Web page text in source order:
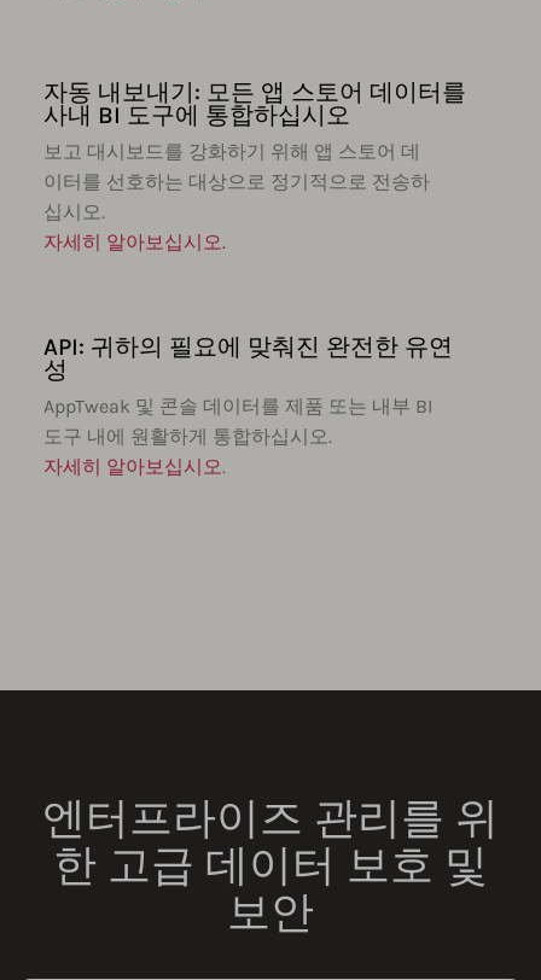
자동 내보내기: 모든 앱 스토어 데이터를
사내 BI 도구에 통합하십시오
보고 대시보드를 강화하기 위해 앱 스토어 데
이터를 선호하는 대상으로 정기적으로 전송하
십시오.
자세히 알아보십시오.
API: 귀하의 필요에 맞춰진 완전한 유연
성
AppTweak 및 콘솔 데이터를 제품 또는 내부 BI
도구 내에 원활하게 통합하십시오.
자세히 알아보십시오.
엔터프라이즈 관리를 위
한 고급 데이터 보호 및
보안